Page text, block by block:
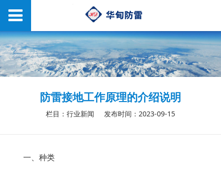
防雷接地工作原理的介绍说明
栏目：行业新闻 发布时间：2023-09-15
一、种类